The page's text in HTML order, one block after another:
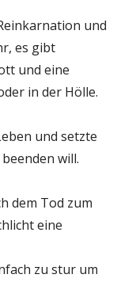
und
es gibt
und eine
in der Hölle.
und setzte
will.
dem Tod zum
eine
zu stur um